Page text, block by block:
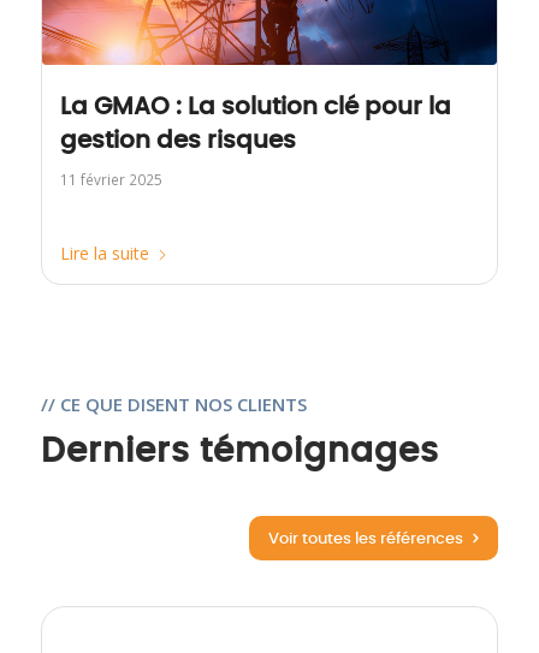
La GMAO : La solution clé pour la
gestion des risques
11 février 2025
Lire la suite
// CE QUE DISENT NOS CLIENTS
Derniers témoignages
Voir toutes les références